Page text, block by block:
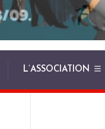
L’ASSOCIATION